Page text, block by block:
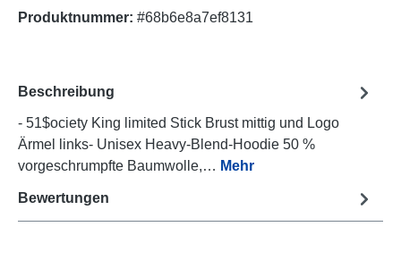
Produktnummer: #68b6e8a7ef8131
Beschreibung
- 51$ociety King limited Stick Brust mittig und Logo
Ärmel links- Unisex Heavy-Blend-Hoodie 50 %
vorgeschrumpfte Baumwolle,… Mehr
Bewertungen